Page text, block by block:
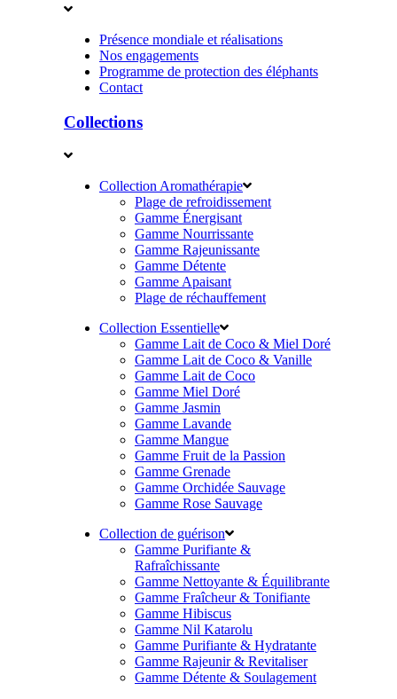
Présence mondiale et réalisations
Nos engagements
Programme de protection des éléphants
Contact
Collections
Collection Aromathérapie
Plage de refroidissement
Gamme Énergisant
Gamme Nourrissante
Gamme Rajeunissante
Gamme Détente
Gamme Apaisant
Plage de réchauffement
Collection Essentielle
Gamme Lait de Coco & Miel Doré
Gamme Lait de Coco & Vanille
Gamme Lait de Coco
Gamme Miel Doré
Gamme Jasmin
Gamme Lavande
Gamme Mangue
Gamme Fruit de la Passion
Gamme Grenade
Gamme Orchidée Sauvage
Gamme Rose Sauvage
Collection de guérison
Gamme Purifiante &
Rafraîchissante
Gamme Nettoyante & Équilibrante
Gamme Fraîcheur & Tonifiante
Gamme Hibiscus
Gamme Nil Katarolu
Gamme Purifiante & Hydratante
Gamme Rajeunir & Revitaliser
Gamme Détente & Soulagement